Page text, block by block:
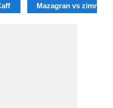
Mazagran vs zimno